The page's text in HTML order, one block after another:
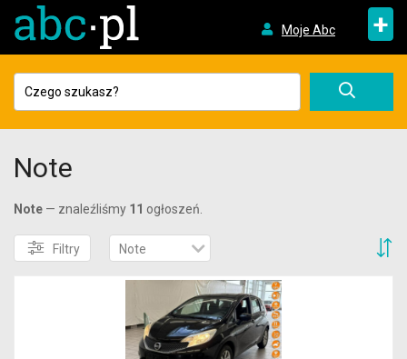
Moje Abc +
Note
Note — znaleźliśmy 11 ogłoszeń.
Filtry Note